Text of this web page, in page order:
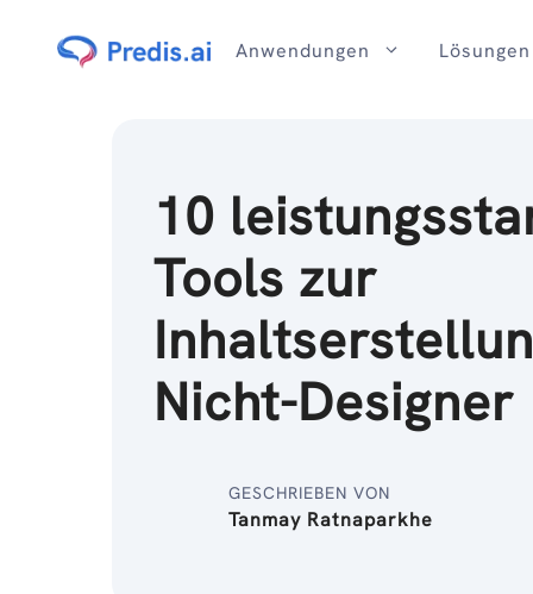
Anwendungen Lösungen
10
Tools zur
Nicht-Designer
GESCHRIEBEN VON
Tanmay Ratnaparkhe